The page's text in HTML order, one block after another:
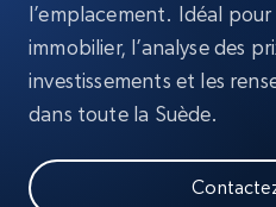
l’emplacement. Idéal
immobilier, l’analyse des
investissements et les
dans toute la Suède.